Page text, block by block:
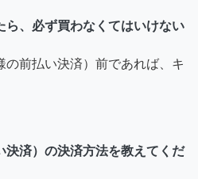
ら、必ず買わなくてはいけない
の前払い決済）前であれば、キ
決済）の決済方法を教えてくだ